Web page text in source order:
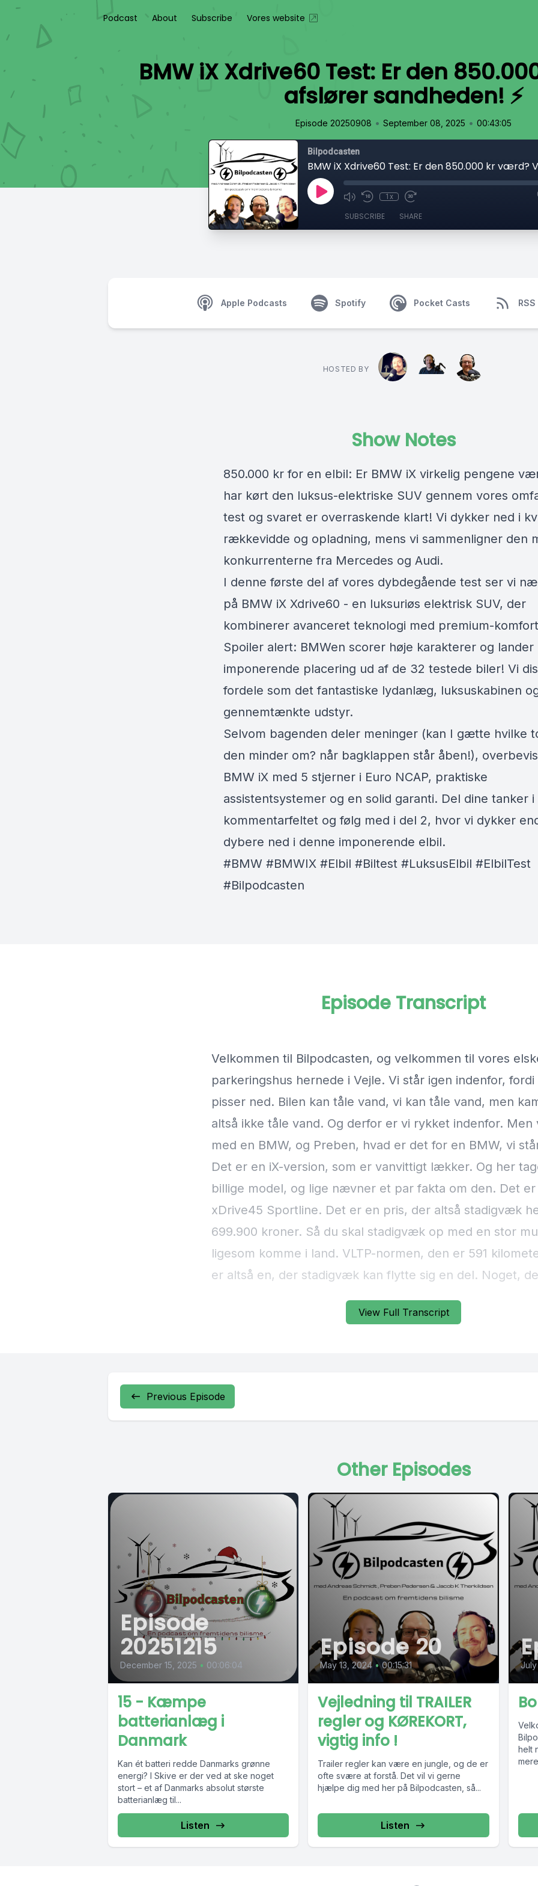
Podcast About Subscribe Vores website
BMW iX Xdrive60 Test: Er den
afslører sandheden! ⚡
Episode 20250908 • September 08, 2025 • 00:43:05
Bilpodcasten
1x
SUBSCRIBE SHARE
Apple Podcasts Spotify Pocket Casts RSS
HOSTED BY
Show Notes
850.000 kr for en elbil: Er BMW iX virkelig pengene
har kørt den luksus-elektriske SUV gennem vores
test og svaret er overraskende klart! Vi dykker ned i
rækkevidde og opladning, mens vi sammenligner den
konkurrenterne fra Mercedes og Audi.
I denne første del af vores dybdegående test ser vi
på BMW iX Xdrive60 - en luksuriøs elektrisk SUV, der
kombinerer avanceret teknologi med premium-
Spoiler alert: BMWen scorer høje karakterer og lander
imponerende placering ud af de 32 testede biler! Vi
fordele som det fantastiske lydanlæg, luksuskabinen
gennemtænkte udstyr.
Selvom bagenden deler meninger (kan I gætte hvilke
den minder om? når bagklappen står åben!),
BMW iX med 5 stjerner i Euro NCAP, praktiske
assistentsystemer og en solid garanti. Del dine tanker i
kommentarfeltet og følg med i del 2, hvor vi dykker
dybere ned i denne imponerende elbil.
#BMW #BMWIX #Elbil #Biltest #LuksusElbil #ElbilTest
#Bilpodcasten
View Full Transcript
Episode Transcript
Previous Episode
Other Episodes
Episode
20251215
December 15, 2025 • 00:06:04
15 - Kæmpe
batterianlæg i
Danmark
Kan ét batteri redde Danmarks grønne
energi? I Skive er der ved at ske noget
stort – et af Danmarks absolut største
batterianlæg til...
Listen
Episode 20
May 13, 2024 • 00:15:31
Vejledning til TRAILER
regler og KØREKORT,
vigtig info !
Trailer regler kan være en jungle, og de er
ofte svære at forstå. Det vil vi gerne
hjælpe dig med her på Bilpodcasten, så...
Listen
helt